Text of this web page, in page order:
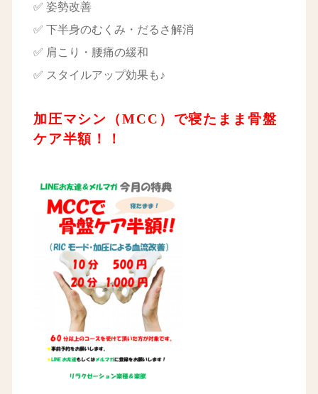
✅ 姿勢改善
✅ 下半身のむくみ・だるさ解消
✅ 肩こり・腰痛の緩和
✅ スタイルアップ効果も♪
加圧マシン（MCC）で寝たまま骨盤
ケア半額！！